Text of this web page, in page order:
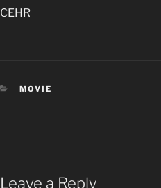
CEHR
CATEGORIES
MOVIE
Leave a Reply